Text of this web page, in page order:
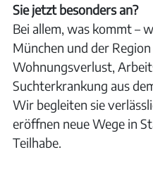
Sie jetzt besonders an?
Bei allem, was kommt –
München und der
Wohnungsverlust,
Suchterkrankung aus
Wir begleiten sie
eröffnen neue Wege in
Teilhabe.